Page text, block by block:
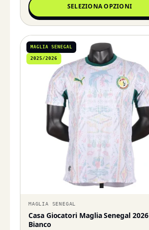
SELEZIONA OPZIONI
MAGLIA SENEGAL
2025/2026
MAGLIA SENEGAL
Casa Giocatori Maglia Senegal 2026
Bianco